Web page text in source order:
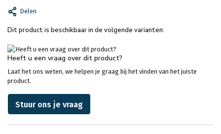
Delen
Dit product is beschikbaar in de volgende varianten:
Heeft u een vraag over dit product?
Laat het ons weten, we helpen je graag bij het vinden van het juiste
product.
Stuur ons je vraag